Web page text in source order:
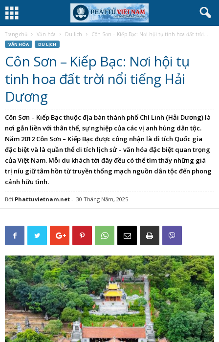
Trang chủ Văn hóa Du lịch Côn Sơn – Kiếp Bạc: Nơi hội tụ tinh hoa đất trời...
VĂN HÓA DU LỊCH
Côn Sơn – Kiếp Bạc: Nơi hội tụ
tinh hoa đất trời nổi tiếng Hải
Dương
Côn Sơn – Kiếp Bạc thuộc địa bàn thành phố Chí Linh (Hải Dương) là
nơi gắn liền với thân thế, sự nghiệp của các vị anh hùng dân tộc.
Năm 2012 Côn Sơn – Kiếp Bạc được công nhận là di tích Quốc gia
đặc biệt và là quần thể di tích lịch sử – văn hóa đặc biệt quan trọng
của Việt Nam. Mỗi du khách tới đây đều có thể tìm thấy những giá
trị níu giữ tâm hồn từ truyền thống mạch nguồn dân tộc đến phong
cảnh hữu tình.
Bởi Phattuvietnam.net - 30 Tháng Năm, 2025